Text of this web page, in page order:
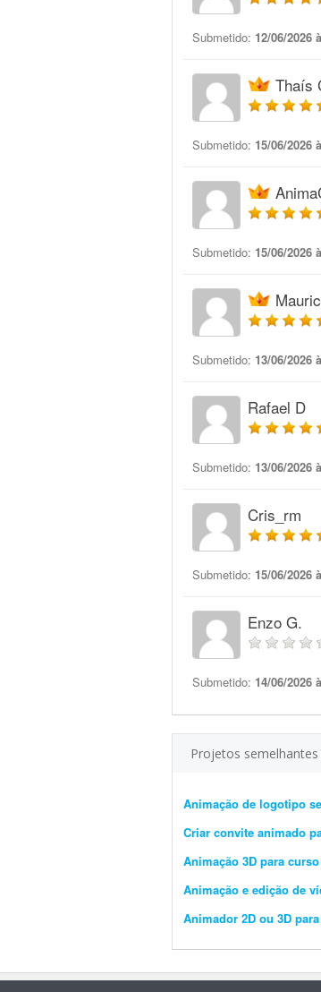
Submetido: 12/06/2026
Thaís
Submetido: 15/06/2026
Submetido: 15/06/2026
Submetido: 13/06/2026
Rafael D
Submetido: 13/06/2026
Cris_rm
Submetido: 15/06/2026
Enzo G.
Submetido: 14/06/2026
Projetos
Animação de logotipo
Criar convite animado
Animação 3D para
Animação e edição de
Animador 2D ou 3D